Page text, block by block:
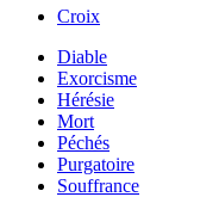
Croix
Diable
Exorcisme
Hérésie
Mort
Péchés
Purgatoire
Souffrance